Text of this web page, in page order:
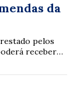
da
pelos
receber